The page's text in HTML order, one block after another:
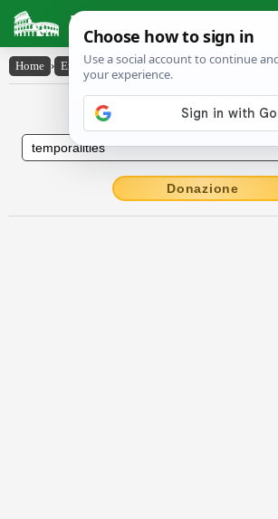
Latin Dictionary
Home › English-Latin › temporalities
English to Latin
Donazione